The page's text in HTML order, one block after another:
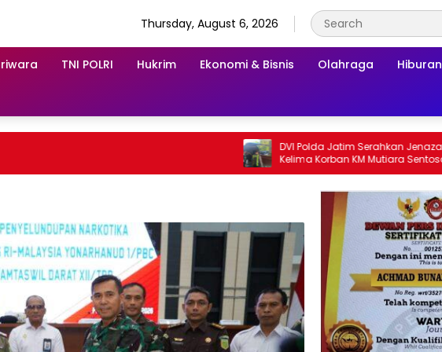
Thursday, August 6, 2026
TNI POLRI Hukrim Ekonomi & Bisnis Olahraga Hiburan
DVI Polda Jatim Serahkan Jenazah
Kelima Korban KM Mutiara Sentosa II